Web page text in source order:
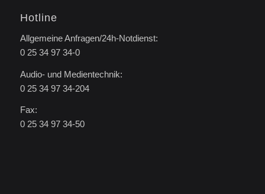
Hotline
Allgemeine Anfragen/24h-Notdienst:
0 25 34 97 34-0
Audio- und Medientechnik:
0 25 34 97 34-204
Fax:
0 25 34 97 34-50